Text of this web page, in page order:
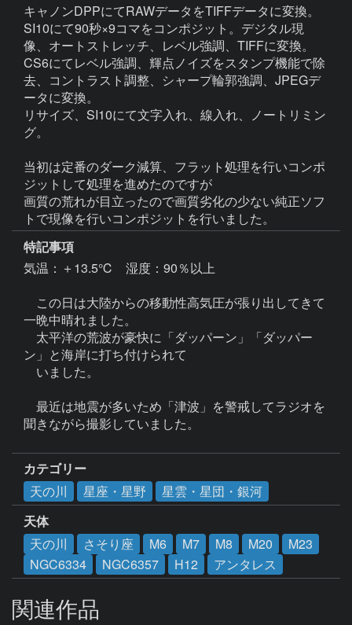
キャノンDPPにてRAWデータをTIFFデータに変換。
SI10にて90秒×9コマをコンポジット。デジタル現
像、オートストレッチ、レベル強調、TIFFに変換。
CS6にてレベル強調、輝点ノイズをスタンプ機能で除
去、コントラスト調整、シャープ輪郭強調、JPEGデ
ータに変換。
リサイズ、SI10にて文字入れ、線入れ、ノートリミン
グ。
当初は定番のダーク減算、フラット処理を行いコンポ
ジットして処理を進めたのですが
画質の荒れが目立ったので画質劣化の少ない純正ソフ
特記事項
気温：＋13.5℃　湿度：90％以上
この日は大陸からの移動性高気圧が張り出してきて
一晩中晴れました。
太平洋の荒波が豪快に「ダッパーン」「ダッパー
ン」と海岸に打ち付けられて
いました。
最近は地震が多いため「津波」を警戒してラジオを
聞きながら撮影していました。
カテゴリー
天の川
星座・星野
星雲・星団・銀河
天体
天の川
さそり座 M6 M7 M8 M20
M23
NGC6334
NGC6357 H12 アンタレス
関連作品